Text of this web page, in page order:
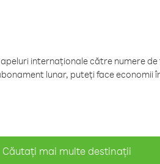
internaționale către numere
lunar, puteți face
Căutați mai multe destinații